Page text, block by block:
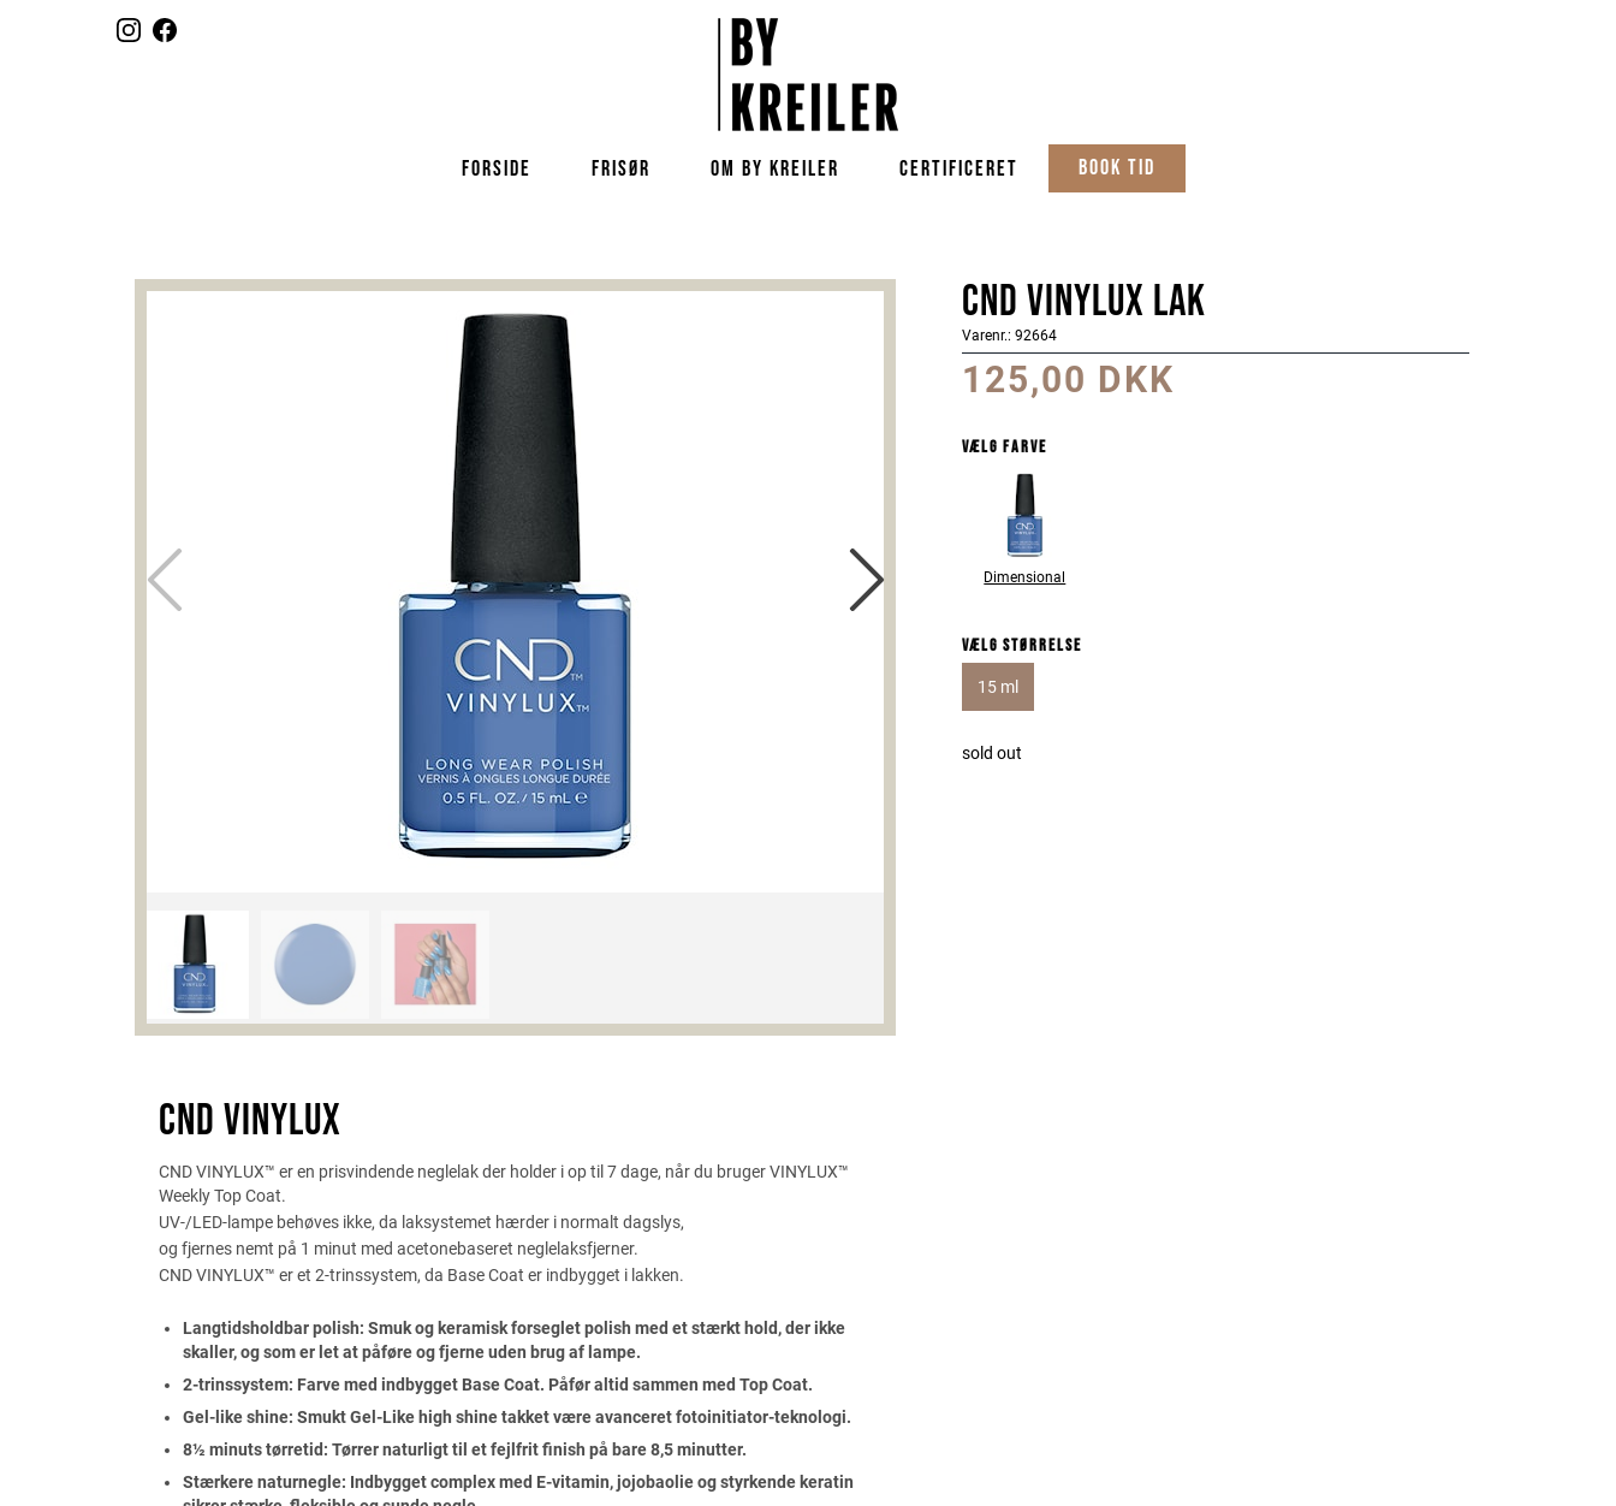
FORSIDE FRISØR OM BY KREILER CERTIFICERET Book tid
CND VINYLUX
CND VINYLUX™ er en prisvindende neglelak der holder i op til 7 dage, når du bruger VINYLUX™
Weekly Top Coat.
UV-/LED-lampe behøves ikke, da laksystemet hærder i normalt dagslys,
og fjernes nemt på 1 minut med acetonebaseret neglelaksfjerner.
CND VINYLUX™ er et 2-trinssystem, da Base Coat er indbygget i lakken.
Langtidsholdbar polish: Smuk og keramisk forseglet polish med et stærkt hold, der ikke
skaller, og som er let at påføre og fjerne uden brug af lampe.
2-trinssystem: Farve med indbygget Base Coat. Påfør altid sammen med Top Coat.
Gel-like shine: Smukt Gel-Like high shine takket være avanceret fotoinitiator-teknologi.
8½ minuts tørretid: Tørrer naturligt til et fejlfrit finish på bare 8,5 minutter.
Stærkere naturnegle: Indbygget complex med E-vitamin, jojobaolie og styrkende keratin
CND Vinylux Lak
Varenr.: 92664
125,00 DKK
Vælg farve
Dimensional
Vælg størrelse
15 ml
sold out